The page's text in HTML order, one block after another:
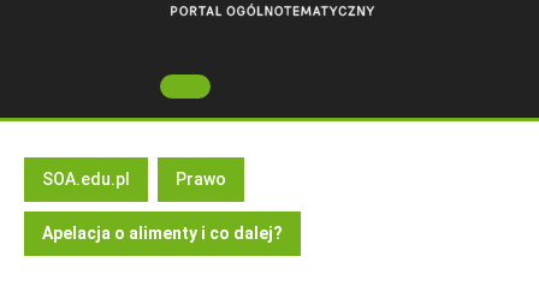
Open
Button
SOA.edu.pl Prawo
Apelacja o alimenty i co dalej?